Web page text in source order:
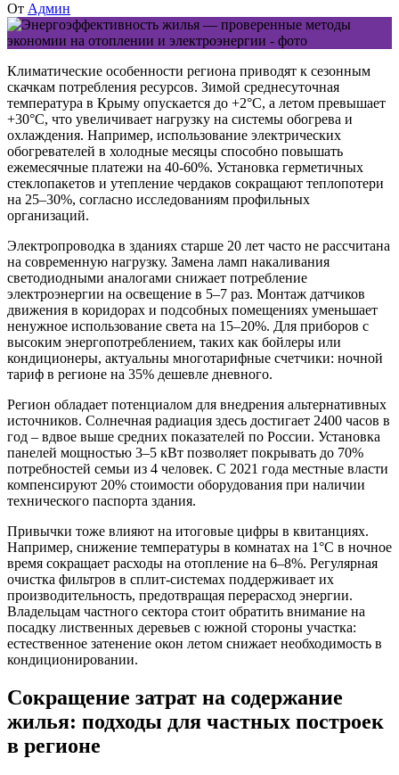
От Админ
Климатические особенности региона приводят к сезонным
скачкам потребления ресурсов. Зимой среднесуточная
температура в Крыму опускается до +2°C, а летом превышает
+30°C, что увеличивает нагрузку на системы обогрева и
охлаждения. Например, использование электрических
обогревателей в холодные месяцы способно повышать
ежемесячные платежи на 40-60%. Установка герметичных
стеклопакетов и утепление чердаков сокращают теплопотери
на 25–30%, согласно исследованиям профильных
организаций.
Электропроводка в зданиях старше 20 лет часто не рассчитана
на современную нагрузку. Замена ламп накаливания
светодиодными аналогами снижает потребление
электроэнергии на освещение в 5–7 раз. Монтаж датчиков
движения в коридорах и подсобных помещениях уменьшает
ненужное использование света на 15–20%. Для приборов с
высоким энергопотреблением, таких как бойлеры или
кондиционеры, актуальны многотарифные счетчики: ночной
тариф в регионе на 35% дешевле дневного.
Регион обладает потенциалом для внедрения альтернативных
источников. Солнечная радиация здесь достигает 2400 часов в
год – вдвое выше средних показателей по России. Установка
панелей мощностью 3–5 кВт позволяет покрывать до 70%
потребностей семьи из 4 человек. С 2021 года местные власти
компенсируют 20% стоимости оборудования при наличии
технического паспорта здания.
Привычки тоже влияют на итоговые цифры в квитанциях.
Например, снижение температуры в комнатах на 1°C в ночное
время сокращает расходы на отопление на 6–8%. Регулярная
очистка фильтров в сплит-системах поддерживает их
производительность, предотвращая перерасход энергии.
Владельцам частного сектора стоит обратить внимание на
посадку лиственных деревьев с южной стороны участка:
естественное затенение окон летом снижает необходимость в
кондиционировании.
Сокращение затрат на содержание
жилья: подходы для частных построек
в регионе